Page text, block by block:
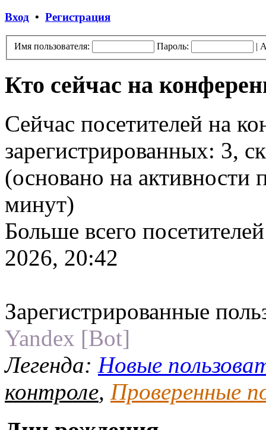
Вход • Регистрация
Имя пользователя: Пароль: |
Кто сейчас на
Сейчас посетителей на
зарегистрированных: 3,
(основано на активности
минут)
Больше всего
2026, 20:42
Зарегистрированные
Yandex [Bot]
Легенда: Новые
контроле, Проверенные